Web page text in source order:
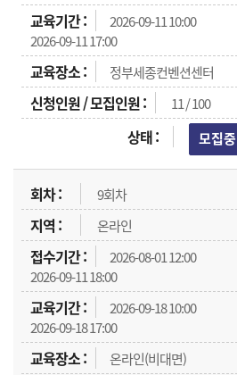
2026-09-11 10:00
2026-09-11 17:00
정부세종컨벤션센터
11 / 100
모집중
9회차
온라인
2026-08-01 12:00
2026-09-11 18:00
2026-09-18 10:00
2026-09-18 17:00
온라인(비대면)